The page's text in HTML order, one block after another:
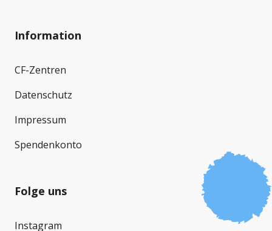
Information
CF-Zentren
Datenschutz
Impressum
Spendenkonto
Folge uns
Instagram